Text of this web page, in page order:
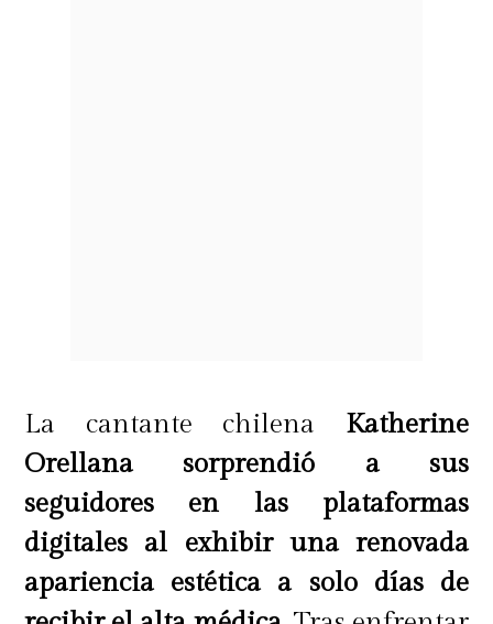
La cantante chilena Katherine
Orellana sorprendió a sus
seguidores en las plataformas
digitales al exhibir una renovada
apariencia estética a solo días de